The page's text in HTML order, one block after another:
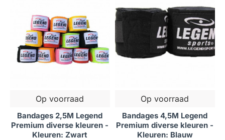
Op voorraad
Bandages 2,5M Legend
Premium diverse kleuren -
Kleuren: Zwart
Op voorraad
Bandages 4,5M Legend
Premium diverse kleuren -
Kleuren: Blauw